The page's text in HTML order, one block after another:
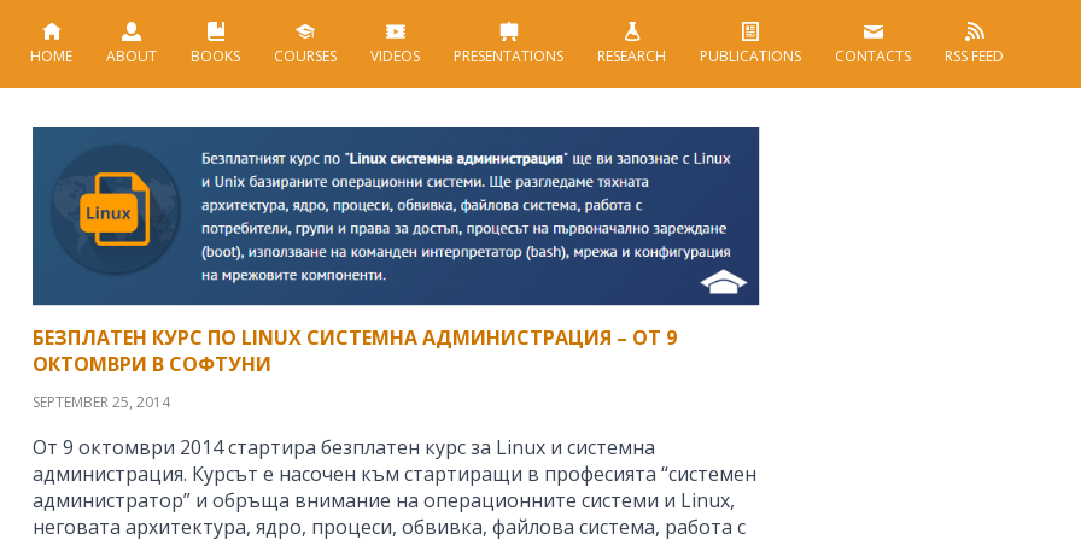
HOME ABOUT BOOKS COURSES VIDEOS PRESENTATIONS RESEARCH PUBLICATIONS CONTACTS RSS FEED
БЕЗПЛАТЕН КУРС ПО LINUX СИСТЕМНА АДМИНИСТРАЦИЯ – ОТ 9
ОКТОМВРИ В СОФТУНИ
SEPTEMBER 25, 2014
От 9 октомври 2014 стартира безплатен курс за Linux и системна
администрация. Курсът е насочен към стартиращи в професията “системен
администратор” и обръща внимание на операционните системи и Linux,
неговата архитектура, ядро, процеси, обвивка, файлова система, работа с